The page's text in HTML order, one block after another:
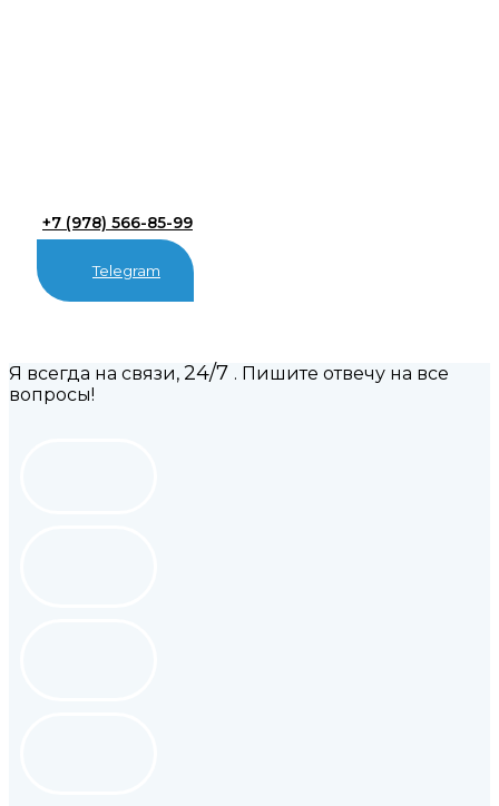
+7 (978) 566-85-99
Telegram
Я всегда на связи, 24/7 . Пишите отвечу на все
вопросы!